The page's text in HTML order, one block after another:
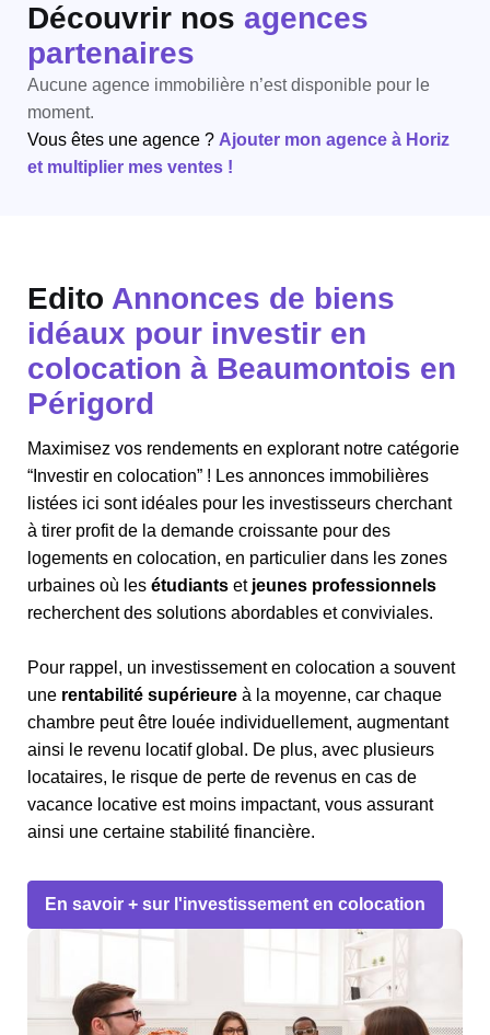
Découvrir nos agences
partenaires
Aucune agence immobilière n’est disponible pour le
moment.
Vous êtes une agence ? Ajouter mon agence à Horiz
et multiplier mes ventes !
Edito Annonces de biens
idéaux pour investir en
colocation à Beaumontois en
Périgord
Maximisez vos rendements en explorant notre catégorie
“Investir en colocation” ! Les annonces immobilières
listées ici sont idéales pour les investisseurs cherchant
à tirer profit de la demande croissante pour des
logements en colocation, en particulier dans les zones
urbaines où les étudiants et jeunes professionnels
recherchent des solutions abordables et conviviales.
Pour rappel, un investissement en colocation a souvent
une rentabilité supérieure à la moyenne, car chaque
chambre peut être louée individuellement, augmentant
ainsi le revenu locatif global. De plus, avec plusieurs
locataires, le risque de perte de revenus en cas de
vacance locative est moins impactant, vous assurant
ainsi une certaine stabilité financière.
En savoir + sur l'investissement en colocation